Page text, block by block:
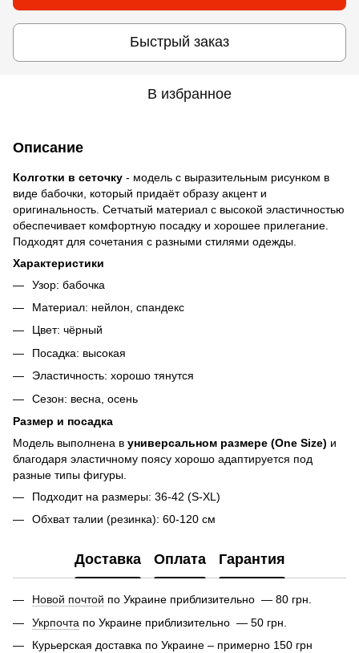
Быстрый заказ
В избранное
Описание
Колготки в сеточку - модель с выразительным рисунком в
виде бабочки, который придаёт образу акцент и
оригинальность. Сетчатый материал с высокой эластичностью
обеспечивает комфортную посадку и хорошее прилегание.
Подходят для сочетания с разными стилями одежды.
Характеристики
Узор: бабочка
Материал: нейлон, спандекс
Цвет: чёрный
Посадка: высокая
Эластичность: хорошо тянутся
Сезон: весна, осень
Размер и посадка
Модель выполнена в универсальном размере (One Size) и
благодаря эластичному поясу хорошо адаптируется под
разные типы фигуры.
Подходит на размеры: 36-42 (S-XL)
Обхват талии (резинка): 60-120 см
Доставка Оплата Гарантия
Новой почтой по Украине приблизительно — 80 грн.
Укрпочта по Украине приблизительно — 50 грн.
Курьерская доставка по Украине – примерно 150 грн